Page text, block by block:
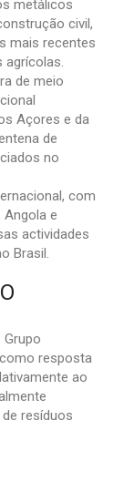
metálicos
civil,
mais recentes
agrícolas.
de meio
Açores e da
de
no
com
Angola e
actividades
Brasil.
Grupo
resposta
ao
resíduos